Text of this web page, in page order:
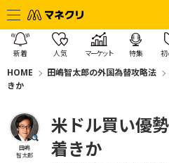
新着 人気 マーケット 特集 初
HOME 田嶋智太郎の外国為替攻略法
きか
田嶋
智太郎
米ドル買い優
着きか